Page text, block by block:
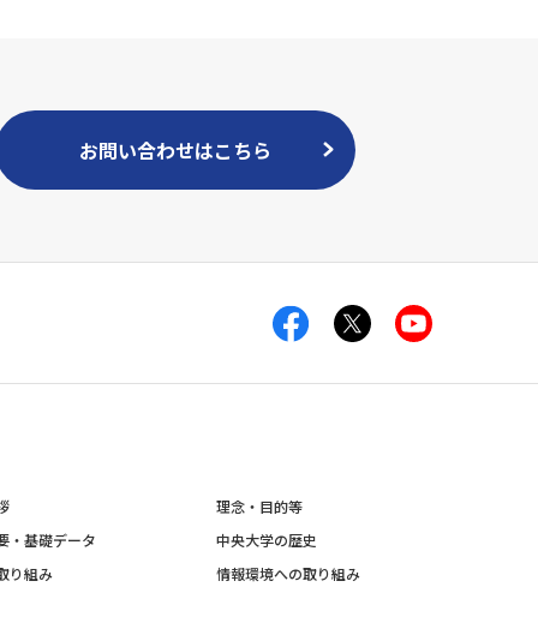
お問い合わせはこちら
理念・目的等
・基礎データ
中央大学の歴史
り組み
情報環境への取り組み